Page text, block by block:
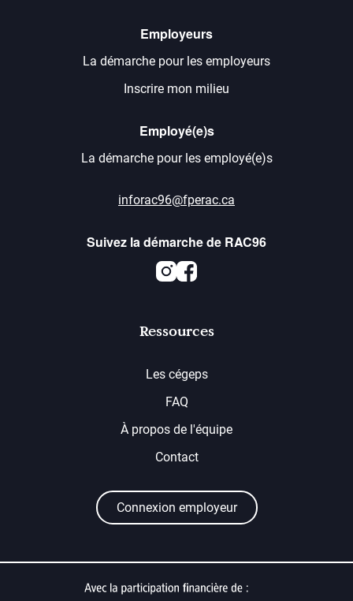
Employeurs
La démarche pour les employeurs
Inscrire mon milieu
Employé(e)s
La démarche pour les employé(e)s
inforac96@fperac.ca
Suivez la démarche de RAC96
Instagram
Facebook
Ressources
Les cégeps
FAQ
À propos de l'équipe
Contact
Connexion employeur